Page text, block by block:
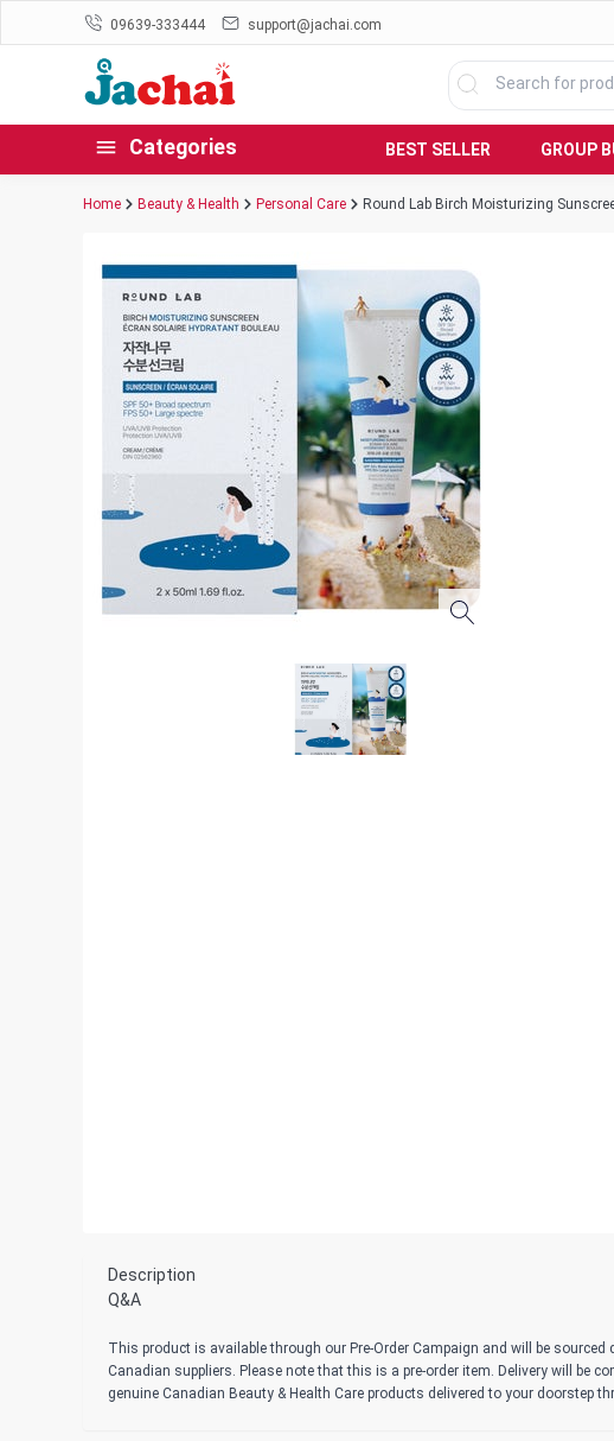
09639-333444 support@jachai.com
Categories BEST SELLER GROUP
Home Beauty & Health Personal Care Round Lab Birch Moisturizing
Description
Q&A
This product is available through our Pre-Order Campaign and will be
Canadian suppliers. Please note that this is a pre-order item. Delivery will be
genuine Canadian Beauty & Health Care products delivered to your doorstep